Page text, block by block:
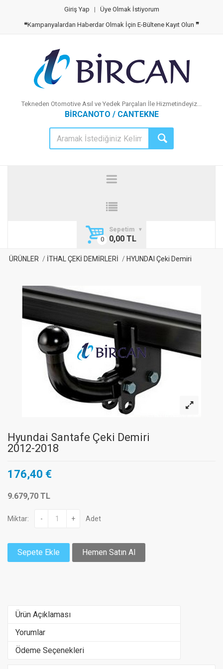
Giriş Yap | Üye Olmak İstiyorum
❝Kampanyalardan Haberdar Olmak İçin E-Bültene Kayıt Olun ❞
Tekneden Otomotive Asıl ve Yedek Parçaları İle Hizmetindeyiz...
BİRCANOTO / CANTEKNE
Sepetim
0,00 TL
ÜRÜNLER İTHAL ÇEKİ DEMİRLERİ HYUNDAI Çeki Demiri
Hyundai Santafe Çeki Demiri
2012-2018
176,40 €
9.679,70 TL
Miktar: - + Adet
Sepete Ekle Hemen Satın Al
Ürün Açıklaması
Yorumlar
Ödeme Seçenekleri